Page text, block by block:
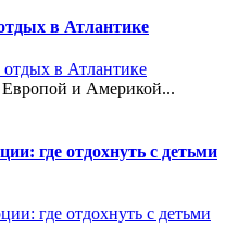
в Атлантике
и Америкой...
где отдохнуть с детьми